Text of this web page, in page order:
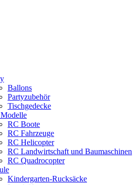
Ballons
Partyzubehör
Tischgedecke
RC Boote
RC Fahrzeuge
RC Helicopter
RC Landwirtschaft und Baumaschinen
RC Quadrocopter
Kindergarten-Rucksäcke